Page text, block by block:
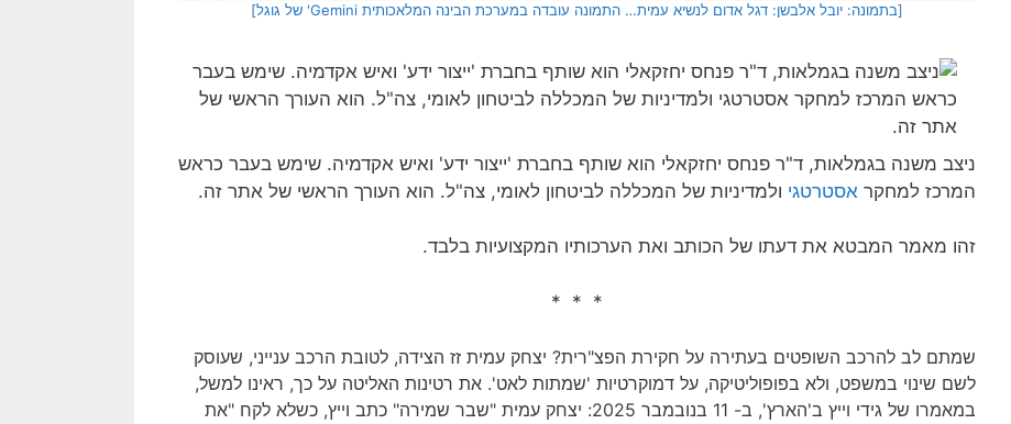
[בתמונה: יובל אלבשן: דגל אדום לנשיא עמית… התמונה עובדה במערכת הבינה המלאכותית Gemini' של גוגל]
ניצב משנה בגמלאות, ד"ר פנחס יחזקאלי הוא שותף בחברת 'ייצור ידע' ואיש אקדמיה. שימש בעבר כראש
המרכז למחקר אסטרטגי ולמדיניות של המכללה לביטחון לאומי, צה"ל. הוא העורך הראשי של אתר זה.
זהו מאמר המבטא את דעתו של הכותב ואת הערכותיו המקצועיות בלבד.
* * *
שמתם לב להרכב השופטים בעתירה על חקירת הפצ"רית? יצחק עמית זז הצידה, לטובת הרכב ענייני, שעוסק
לשם שינוי במשפט, ולא בפופוליטיקה, על דמוקרטיות 'שמתות לאט'. את רטינות האליטה על כך, ראינו למשל,
במאמרו של גידי וייץ ב'הארץ', ב- 11 בנובמבר 2025: יצחק עמית "שבר שמירה" כתב וייץ, כשלא לקח "את